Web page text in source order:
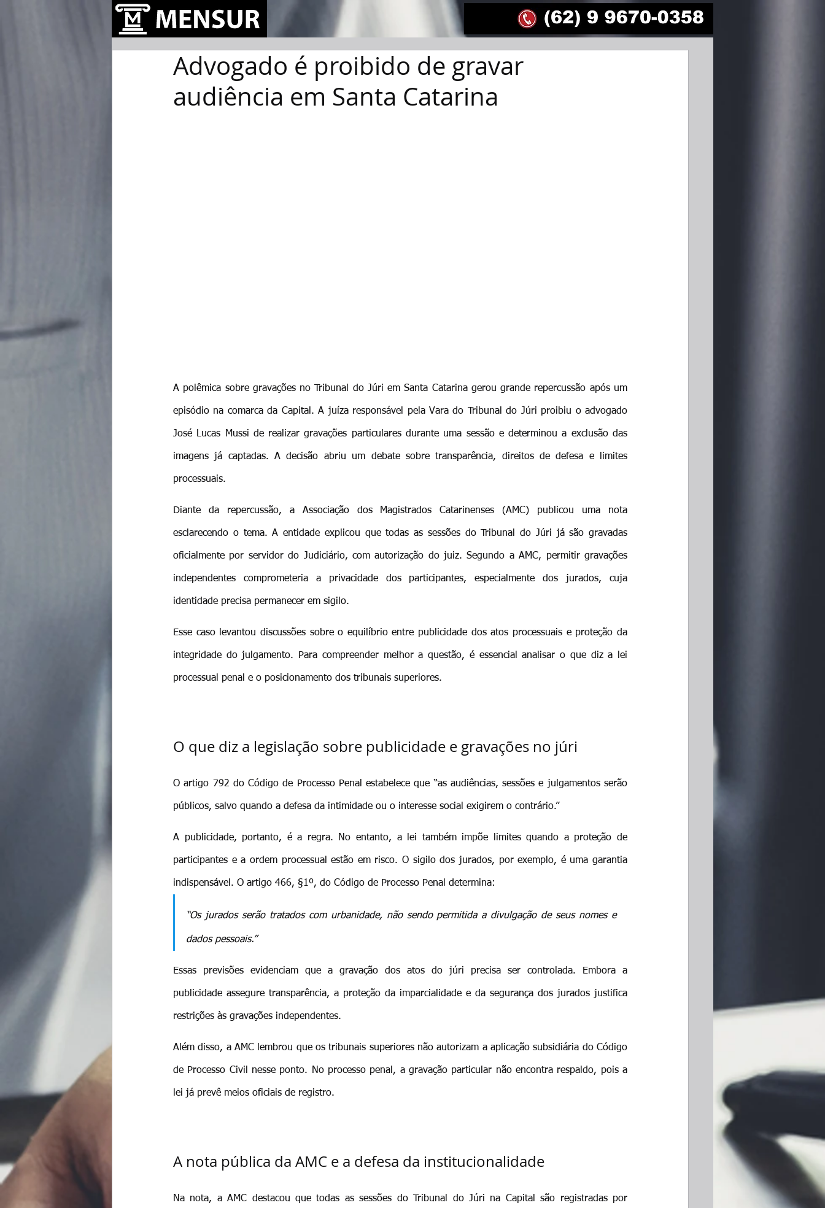
Advogado é proibido de gravar
audiência em Santa Catarina
A polêmica sobre gravações no Tribunal do Júri em Santa Catarina gerou grande repercussão após um
episódio na comarca da Capital. A juíza responsável pela Vara do Tribunal do Júri proibiu o advogado
José Lucas Mussi de realizar gravações particulares durante uma sessão e determinou a exclusão das
imagens já captadas. A decisão abriu um debate sobre transparência, direitos de defesa e limites
processuais.
Diante da repercussão, a Associação dos Magistrados Catarinenses (AMC) publicou uma nota
esclarecendo o tema. A entidade explicou que todas as sessões do Tribunal do Júri já são gravadas
oficialmente por servidor do Judiciário, com autorização do juiz. Segundo a AMC, permitir gravações
independentes comprometeria a privacidade dos participantes, especialmente dos jurados, cuja
identidade precisa permanecer em sigilo.
Esse caso levantou discussões sobre o equilíbrio entre publicidade dos atos processuais e proteção da
integridade do julgamento. Para compreender melhor a questão, é essencial analisar o que diz a lei
processual penal e o posicionamento dos tribunais superiores.
O que diz a legislação sobre publicidade e gravações no júri
O artigo 792 do Código de Processo Penal estabelece que “as audiências, sessões e julgamentos serão
públicos, salvo quando a defesa da intimidade ou o interesse social exigirem o contrário.”
A publicidade, portanto, é a regra. No entanto, a lei também impõe limites quando a proteção de
participantes e a ordem processual estão em risco. O sigilo dos jurados, por exemplo, é uma garantia
indispensável. O artigo 466, §1º, do Código de Processo Penal determina:
“Os jurados serão tratados com urbanidade, não sendo permitida a divulgação de seus nomes e
dados pessoais.”
Essas previsões evidenciam que a gravação dos atos do júri precisa ser controlada. Embora a
publicidade assegure transparência, a proteção da imparcialidade e da segurança dos jurados justifica
restrições às gravações independentes.
Além disso, a AMC lembrou que os tribunais superiores não autorizam a aplicação subsidiária do Código
de Processo Civil nesse ponto. No processo penal, a gravação particular não encontra respaldo, pois a
lei já prevê meios oficiais de registro.
A nota pública da AMC e a defesa da institucionalidade
Na nota, a AMC destacou que todas as sessões do Tribunal do Júri na Capital são registradas por